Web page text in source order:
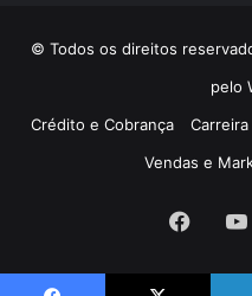
© Todos os direitos
pelo
Crédito e Cobrança
Carreira
Vendas e